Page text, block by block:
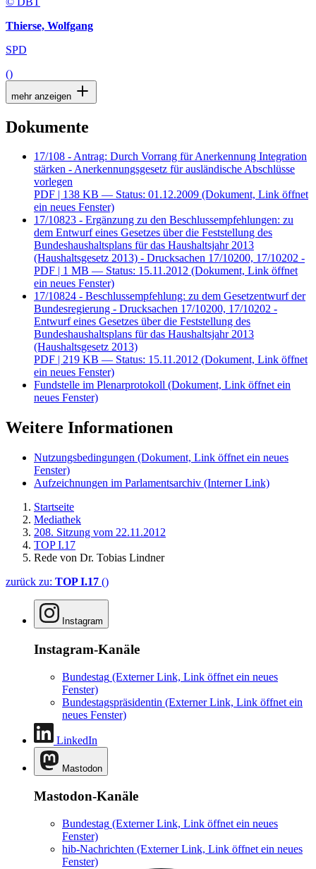
Thierse, Wolfgang
SPD
()
mehr anzeigen
Dokumente
17/108 - Antrag: Durch Vorrang für Anerkennung Integration
stärken - Anerkennungsgesetz für ausländische Abschlüsse
vorlegen
PDF | 138 KB — Status: 01.12.2009 (Dokument, Link öffnet
ein neues Fenster)
17/10823 - Ergänzung zu den Beschlussempfehlungen: zu
dem Entwurf eines Gesetzes über die Feststellung des
Bundeshaushaltsplans für das Haushaltsjahr 2013
(Haushaltsgesetz 2013) - Drucksachen 17/10200, 17/10202 -
PDF | 1 MB — Status: 15.11.2012 (Dokument, Link öffnet
ein neues Fenster)
17/10824 - Beschlussempfehlung: zu dem Gesetzentwurf der
Bundesregierung - Drucksachen 17/10200, 17/10202 -
Entwurf eines Gesetzes über die Feststellung des
Bundeshaushaltsplans für das Haushaltsjahr 2013
(Haushaltsgesetz 2013)
PDF | 219 KB — Status: 15.11.2012 (Dokument, Link öffnet
ein neues Fenster)
Fundstelle im Plenarprotokoll (Dokument, Link öffnet ein
neues Fenster)
Weitere Informationen
Nutzungsbedingungen (Dokument, Link öffnet ein neues
Fenster)
Aufzeichnungen im Parlamentsarchiv (Interner Link)
Startseite
Mediathek
208. Sitzung vom 22.11.2012
TOP I.17
Rede von Dr. Tobias Lindner
zurück zu: TOP I.17 ()
Instagram
Instagram-Kanäle
Bundestag (Externer Link, Link öffnet ein neues
Fenster)
Bundestagspräsidentin (Externer Link, Link öffnet ein
neues Fenster)
LinkedIn
Mastodon
Mastodon-Kanäle
Bundestag (Externer Link, Link öffnet ein neues
Fenster)
hib-Nachrichten (Externer Link, Link öffnet ein neues
Fenster)